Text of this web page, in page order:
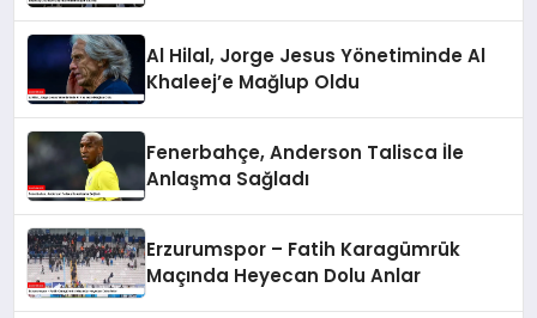
Al Hilal, Jorge Jesus Yönetiminde Al
Khaleej’e Mağlup Oldu
Fenerbahçe, Anderson Talisca İle
Anlaşma Sağladı
Erzurumspor – Fatih Karagümrük
Maçında Heyecan Dolu Anlar